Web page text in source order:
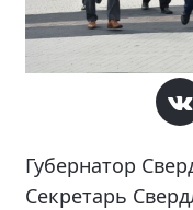
Губернатор
Секретарь